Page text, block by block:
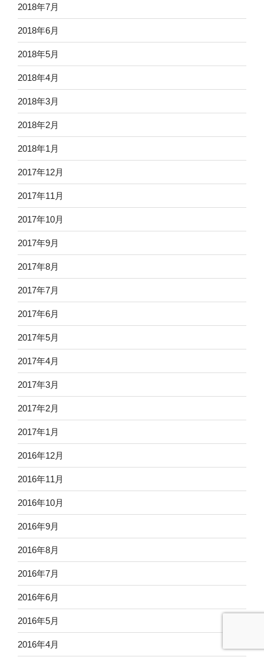
2018年7月
2018年6月
2018年5月
2018年4月
2018年3月
2018年2月
2018年1月
2017年12月
2017年11月
2017年10月
2017年9月
2017年8月
2017年7月
2017年6月
2017年5月
2017年4月
2017年3月
2017年2月
2017年1月
2016年12月
2016年11月
2016年10月
2016年9月
2016年8月
2016年7月
2016年6月
2016年5月
2016年4月